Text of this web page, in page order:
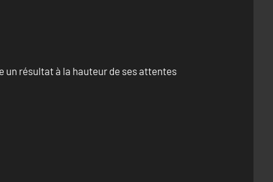
résultat à la hauteur de ses attentes